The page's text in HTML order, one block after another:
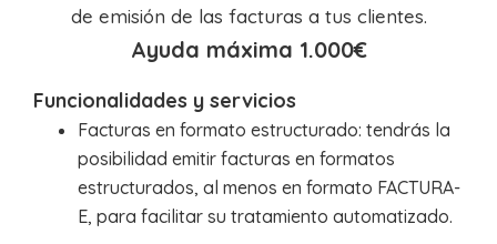
de emisión de las facturas a tus clientes.
Ayuda máxima 1.000€
Funcionalidades y servicios
Facturas en formato estructurado: tendrás la
posibilidad emitir facturas en formatos
estructurados, al menos en formato FACTURA-
E, para facilitar su tratamiento automatizado.